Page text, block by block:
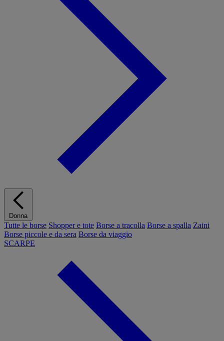
Donna
Tutte le borse Shopper e tote Borse a tracolla Borse a spalla Zaini
Borse piccole e da sera Borse da viaggio
SCARPE